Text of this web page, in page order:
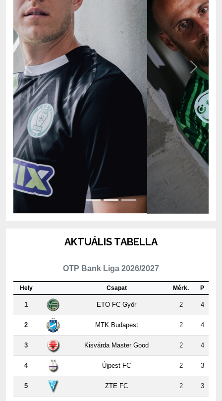
Previous Next
OTP Bank Liga 2026/2027
Csapat
1 ETO FC Győr 2 4
2 MTK Budapest 2 4
3 Kisvárda Master Good 2 4
4 Újpest FC 2 3
5 ZTE FC 2 3
6 Puskás Akadémia FC 2 3